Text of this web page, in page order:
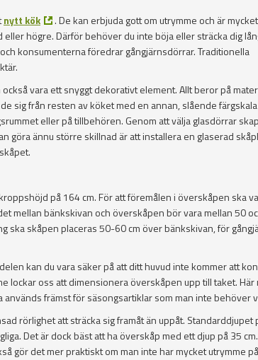
nytt kök
. De kan erbjuda gott om utrymme och är
högre. Därför behöver du inte böja eller sträcka dig
konsumenterna föredrar gångjärnsdörrar. Traditionella
vara ett snyggt dekorativt element. Allt beror på
sig från resten av köket med en annan, slående
eller på tillbehören. Genom att välja glasdörrar
göra ännu större skillnad är att installera en glaserad
på 164 cm. För att föremålen i överskåpen ska
mellan bänkskivan och överskåpen bör vara mellan 50
ska skåpen placeras 50-60 cm över bänkskivan, för
kan du vara säker på att ditt huvud inte kommer att
lockar oss att dimensionera överskåpen upp till taket. Här
främst för säsongsartiklar som man inte behöver
rörlighet att sträcka sig framåt än uppåt. Standarddjupet
Det är dock bäst att ha överskåp med ett djup på 35
gör det mer praktiskt om man inte har mycket utrymme